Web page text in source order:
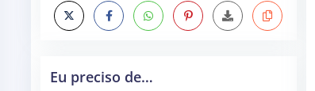
Eu preciso de…